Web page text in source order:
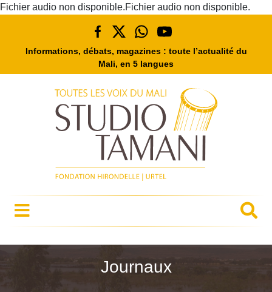
Fichier audio non disponible.Fichier audio non disponible.
Informations, débats, magazines : toute l’actualité du
Mali, en 5 langues
Journaux